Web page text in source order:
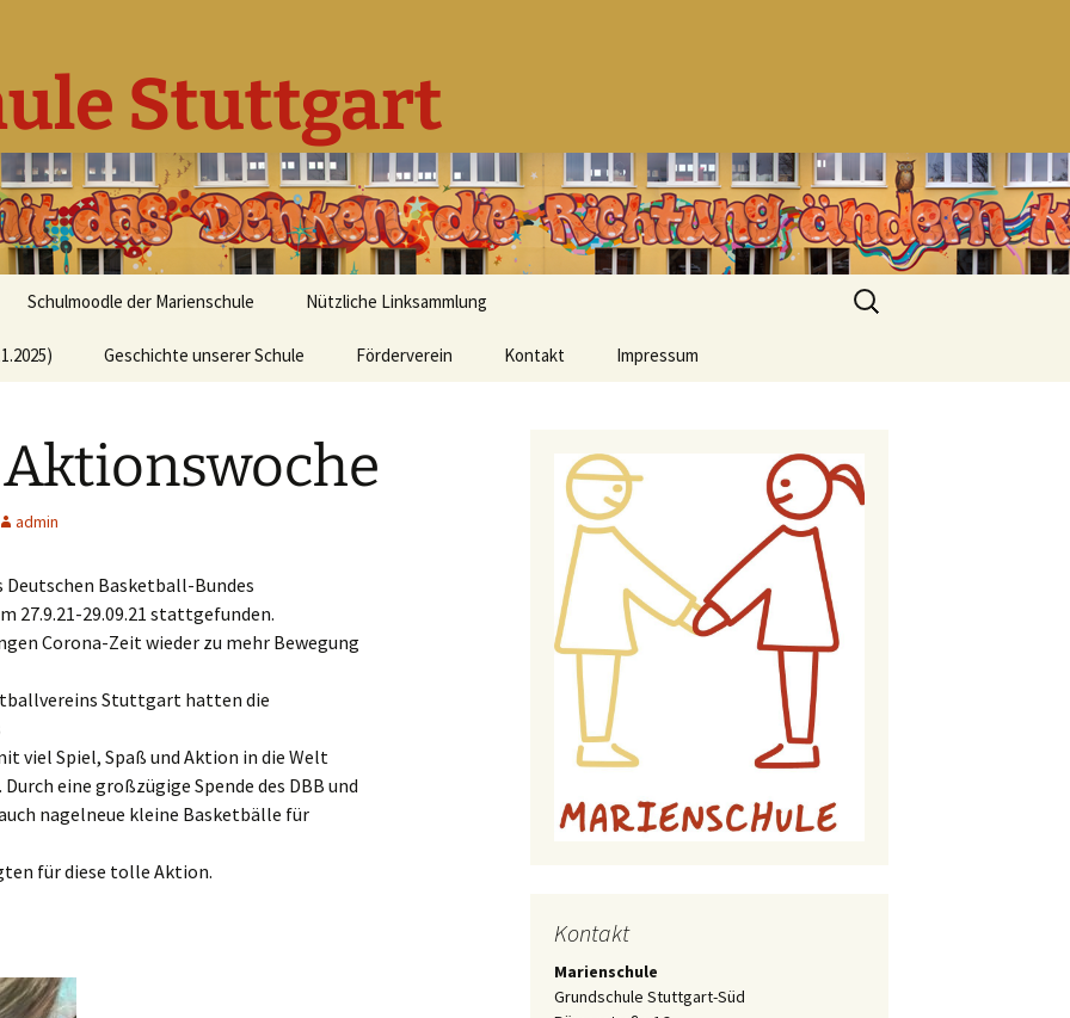
Stuttgart
Schulmoodle der Marienschule Nützliche Linksammlung
Geschichte unserer Schule Förderverein Kontakt Impressum
Urheberrecht
Haftungsausschluss
Suchen
nach:
admin
Basketball-Bundes
27.9.21-29.09.21 stattgefunden.
Corona-Zeit wieder zu mehr Bewegung
Stuttgart hatten die
viel Spiel, Spaß und Aktion in die Welt
eine großzügige Spende des DBB und
nagelneue kleine Basketbälle für
für diese tolle Aktion.
Kontakt
Marienschule
Grundschule Stuttgart-Süd